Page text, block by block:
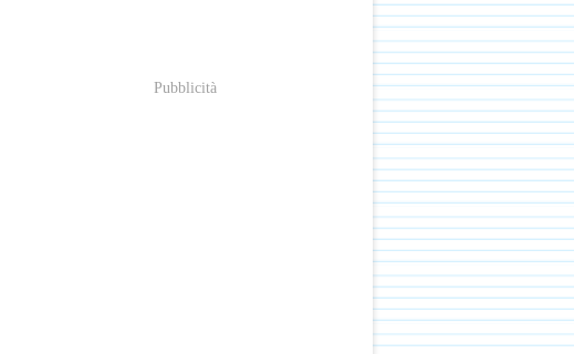
Pubblicità